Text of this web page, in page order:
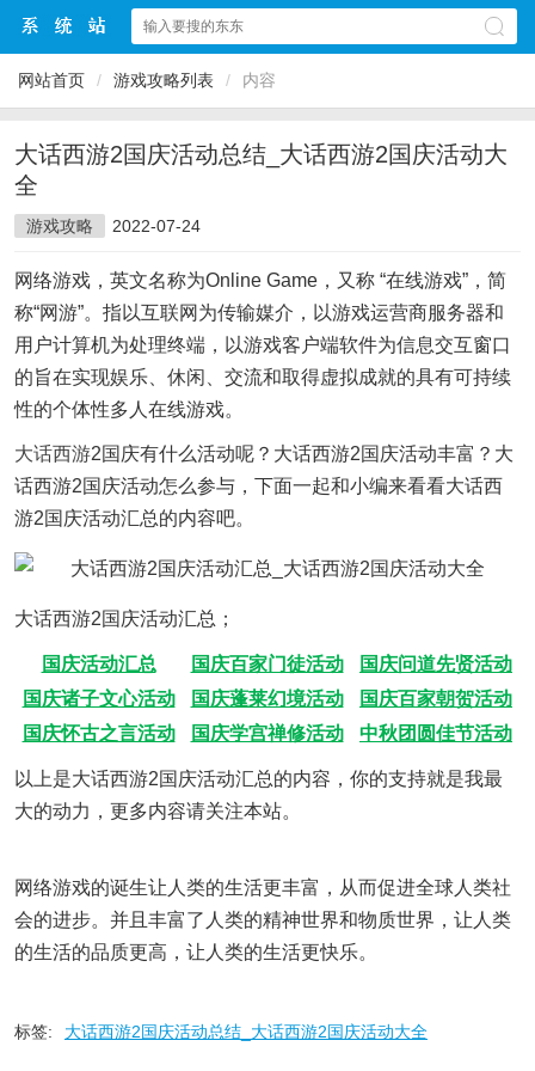
网站首页 / 游戏攻略列表 / 内容
大话西游2国庆活动总结_大话西游2国庆活动大
全
游戏攻略 2022-07-24
网络游戏，英文名称为Online Game，又称 “在线游戏”，简
称“网游”。指以互联网为传输媒介，以游戏运营商服务器和
用户计算机为处理终端，以游戏客户端软件为信息交互窗口
的旨在实现娱乐、休闲、交流和取得虚拟成就的具有可持续
性的个体性多人在线游戏。
大话西游2国庆有什么活动呢？大话西游2国庆活动丰富？大
话西游2国庆活动怎么参与，下面一起和小编来看看大话西
游2国庆活动汇总的内容吧。
大话西游2国庆活动汇总；
国庆活动汇总 国庆百家门徒活动
国庆问道先贤活动
国庆诸子文心活动
国庆蓬莱幻境活动
国庆百家朝贺活动
国庆怀古之言活动
国庆学宫禅修活动 中秋团圆佳节活动
以上是大话西游2国庆活动汇总的内容，你的支持就是我最
大的动力，更多内容请关注本站。
网络游戏的诞生让人类的生活更丰富，从而促进全球人类社
会的进步。并且丰富了人类的精神世界和物质世界，让人类
的生活的品质更高，让人类的生活更快乐。
标签: 大话西游2国庆活动总结_大话西游2国庆活动大全